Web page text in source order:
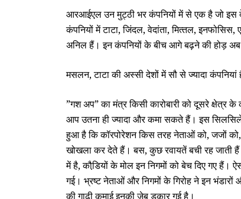
आरआईएल उन मुट्ठी भर कंपनियों में से एक है जो इस
कंपनियों में टाटा, जिंदल, वेदांता, मित्‍तल,
अनिल हैं। इन कंपनियों के बीच आगे बढ़ने की होड़
मसलन, टाटा की अस्‍सी देशों में सौ से ज्‍यादा
”गश अप” का मंत्र किसी कारोबारी को दूसरे क्षेत्र के
आप उतना ही ज्‍यादा और कमा सकते हैं। इस
हुआ है कि कॉरपोरेशन किस तरह नेताओं को, जजों
खोखला कर देते हैं। बस, कुछ रवायतें बची रह जाती
में है, कौडि़यों के मोल इन निगमों को बेच दिए गए हैं।
गई। भ्रष्‍ट नेताओं और निगमों के गिरोह ने इन
की गाढ़ी कमाई इनकी जेब डकार गई है।